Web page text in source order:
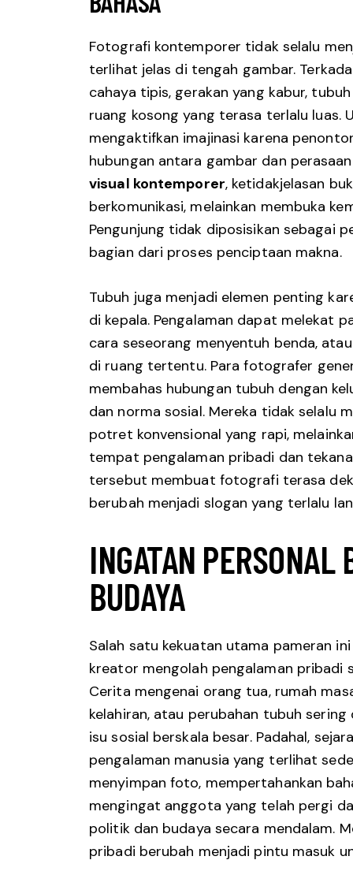
Fotografi kontemporer tidak selalu
terlihat jelas di tengah gambar.
cahaya tipis, gerakan yang kabur,
ruang kosong yang terasa terlalu
mengaktifkan imajinasi karena
hubungan antara gambar dan
visual kontemporer, ketidakjelasan
berkomunikasi, melainkan membuka
Pengunjung tidak diposisikan sebagai
bagian dari proses penciptaan makna.
Tubuh juga menjadi elemen penting
di kepala. Pengalaman dapat melekat
cara seseorang menyentuh benda,
di ruang tertentu. Para fotografer
membahas hubungan tubuh dengan
dan norma sosial. Mereka tidak selalu
potret konvensional yang rapi,
tempat pengalaman pribadi dan
tersebut membuat fotografi terasa
berubah menjadi slogan yang terlalu
INGATAN PERSONAL
BUDAYA
Salah satu kekuatan utama pameran
kreator mengolah pengalaman pribadi
Cerita mengenai orang tua, rumah
kelahiran, atau perubahan tubuh
isu sosial berskala besar. Padahal,
pengalaman manusia yang terlihat
menyimpan foto, mempertahankan
mengingat anggota yang telah pergi
politik dan budaya secara mendalam.
pribadi berubah menjadi pintu masuk